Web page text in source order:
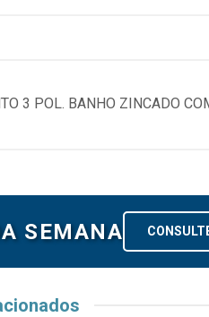
3 POL. BANHO ZINCADO
SEMANA